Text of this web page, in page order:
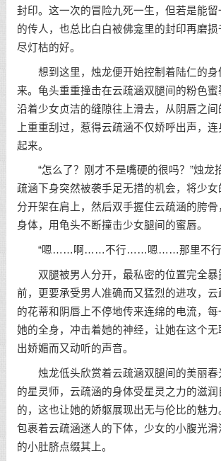
封印。这一次的冒险九死一生，但若是能
的传人，也总比白白被佛龛里的封印再磨
尽灯枯的好。
想到这里，烛龙便开始控制着陆仁的身
来。龟头重重撞击在云疏涵双腿间的粉色蜜
沿着少女贞洁的缝隙往上滑去，从阴唇之
上重重刮过，惹得云疏涵不仅娇呼出声，
起来。
“怎么了？刚才不是嘴硬的很吗？”烛龙
疏涵下身突然被袭手足无措的机会，将少
分开架在肩上，然后双手握住云疏涵的胯
身体，用龟头不断撞击少女腿间的蜜唇。
“嗯……啊……不行……嗯……那里不
双腿被男人分开，最私密的位置完全暴
前，更要承受男人准确而又猛烈的进攻，
的花蒂和阴唇上不停地传来连绵的电流，
她的全身，冲击着她的神经，让她在这个
出娇媚而又动听的声音。
烛龙低头欣赏着云疏涵双腿间的美丽春
的星灵师，云疏涵的身体受星灵之力的滋
的，这也让她的娇躯展现出无与伦比的魅
包裹着云疏涵迷人的下体，少女的小腹光
的小肚脐点缀其上。